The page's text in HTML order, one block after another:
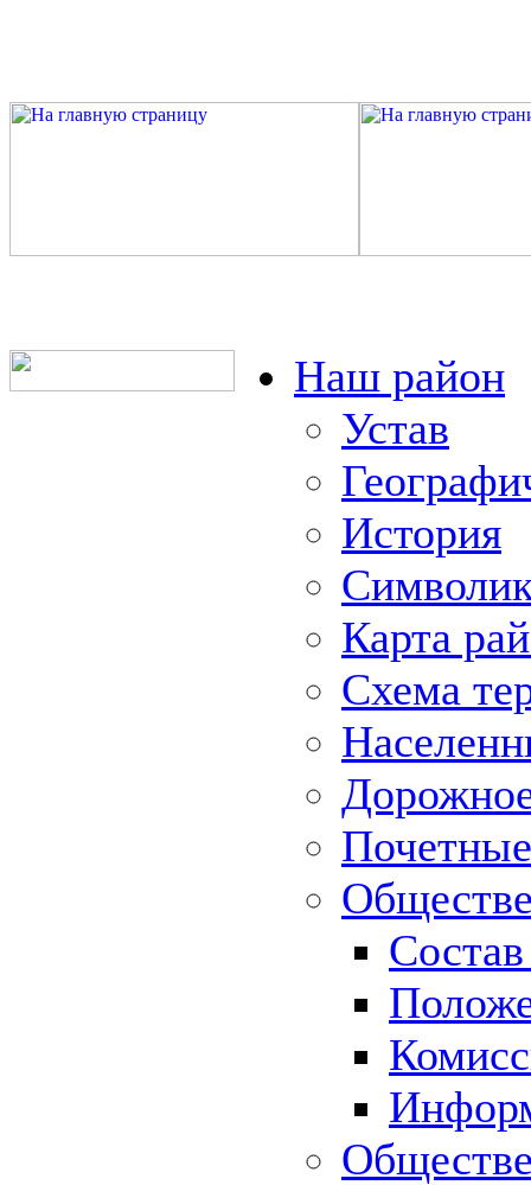
Наш район
Устав
История
Карта
Схема